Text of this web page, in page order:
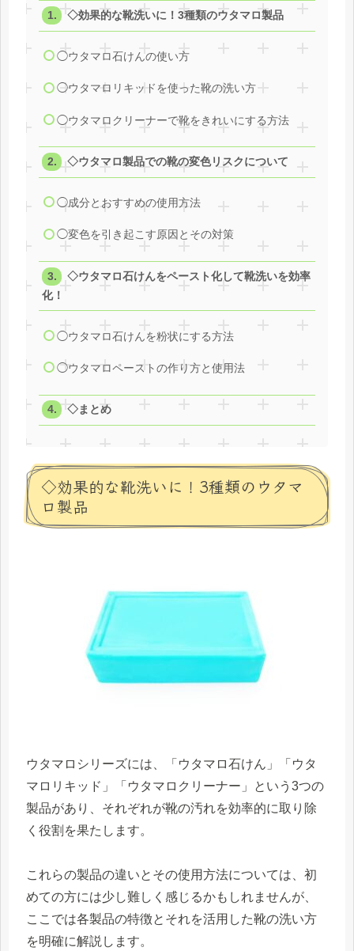
◇効果的な靴洗いに！3種類のウタマロ製品
◯ウタマロ石けんの使い方
◯ウタマロリキッドを使った靴の洗い方
◯ウタマロクリーナーで靴をきれいにする方法
◇ウタマロ製品での靴の変色リスクについて
◯成分とおすすめの使用方法
◯変色を引き起こす原因とその対策
◇ウタマロ石けんをペースト化して靴洗いを効率
化！
◯ウタマロ石けんを粉状にする方法
◯ウタマロペーストの作り方と使用法
◇まとめ
◇効果的な靴洗いに！3種類のウタマ
ロ製品
ウタマロシリーズには、「ウタマロ石けん」「ウタ
マロリキッド」「ウタマロクリーナー」という3つの
製品があり、それぞれが靴の汚れを効率的に取り除
く役割を果たします。
これらの製品の違いとその使用方法については、初
めての方には少し難しく感じるかもしれませんが、
ここでは各製品の特徴とそれを活用した靴の洗い方
を明確に解説します。